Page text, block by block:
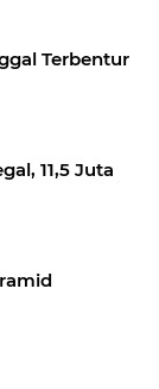
Terbentur
11,5 Juta